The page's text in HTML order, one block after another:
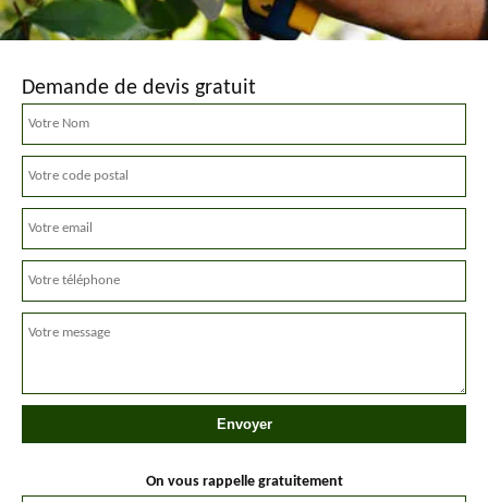
Demande de devis gratuit
On vous rappelle gratuitement